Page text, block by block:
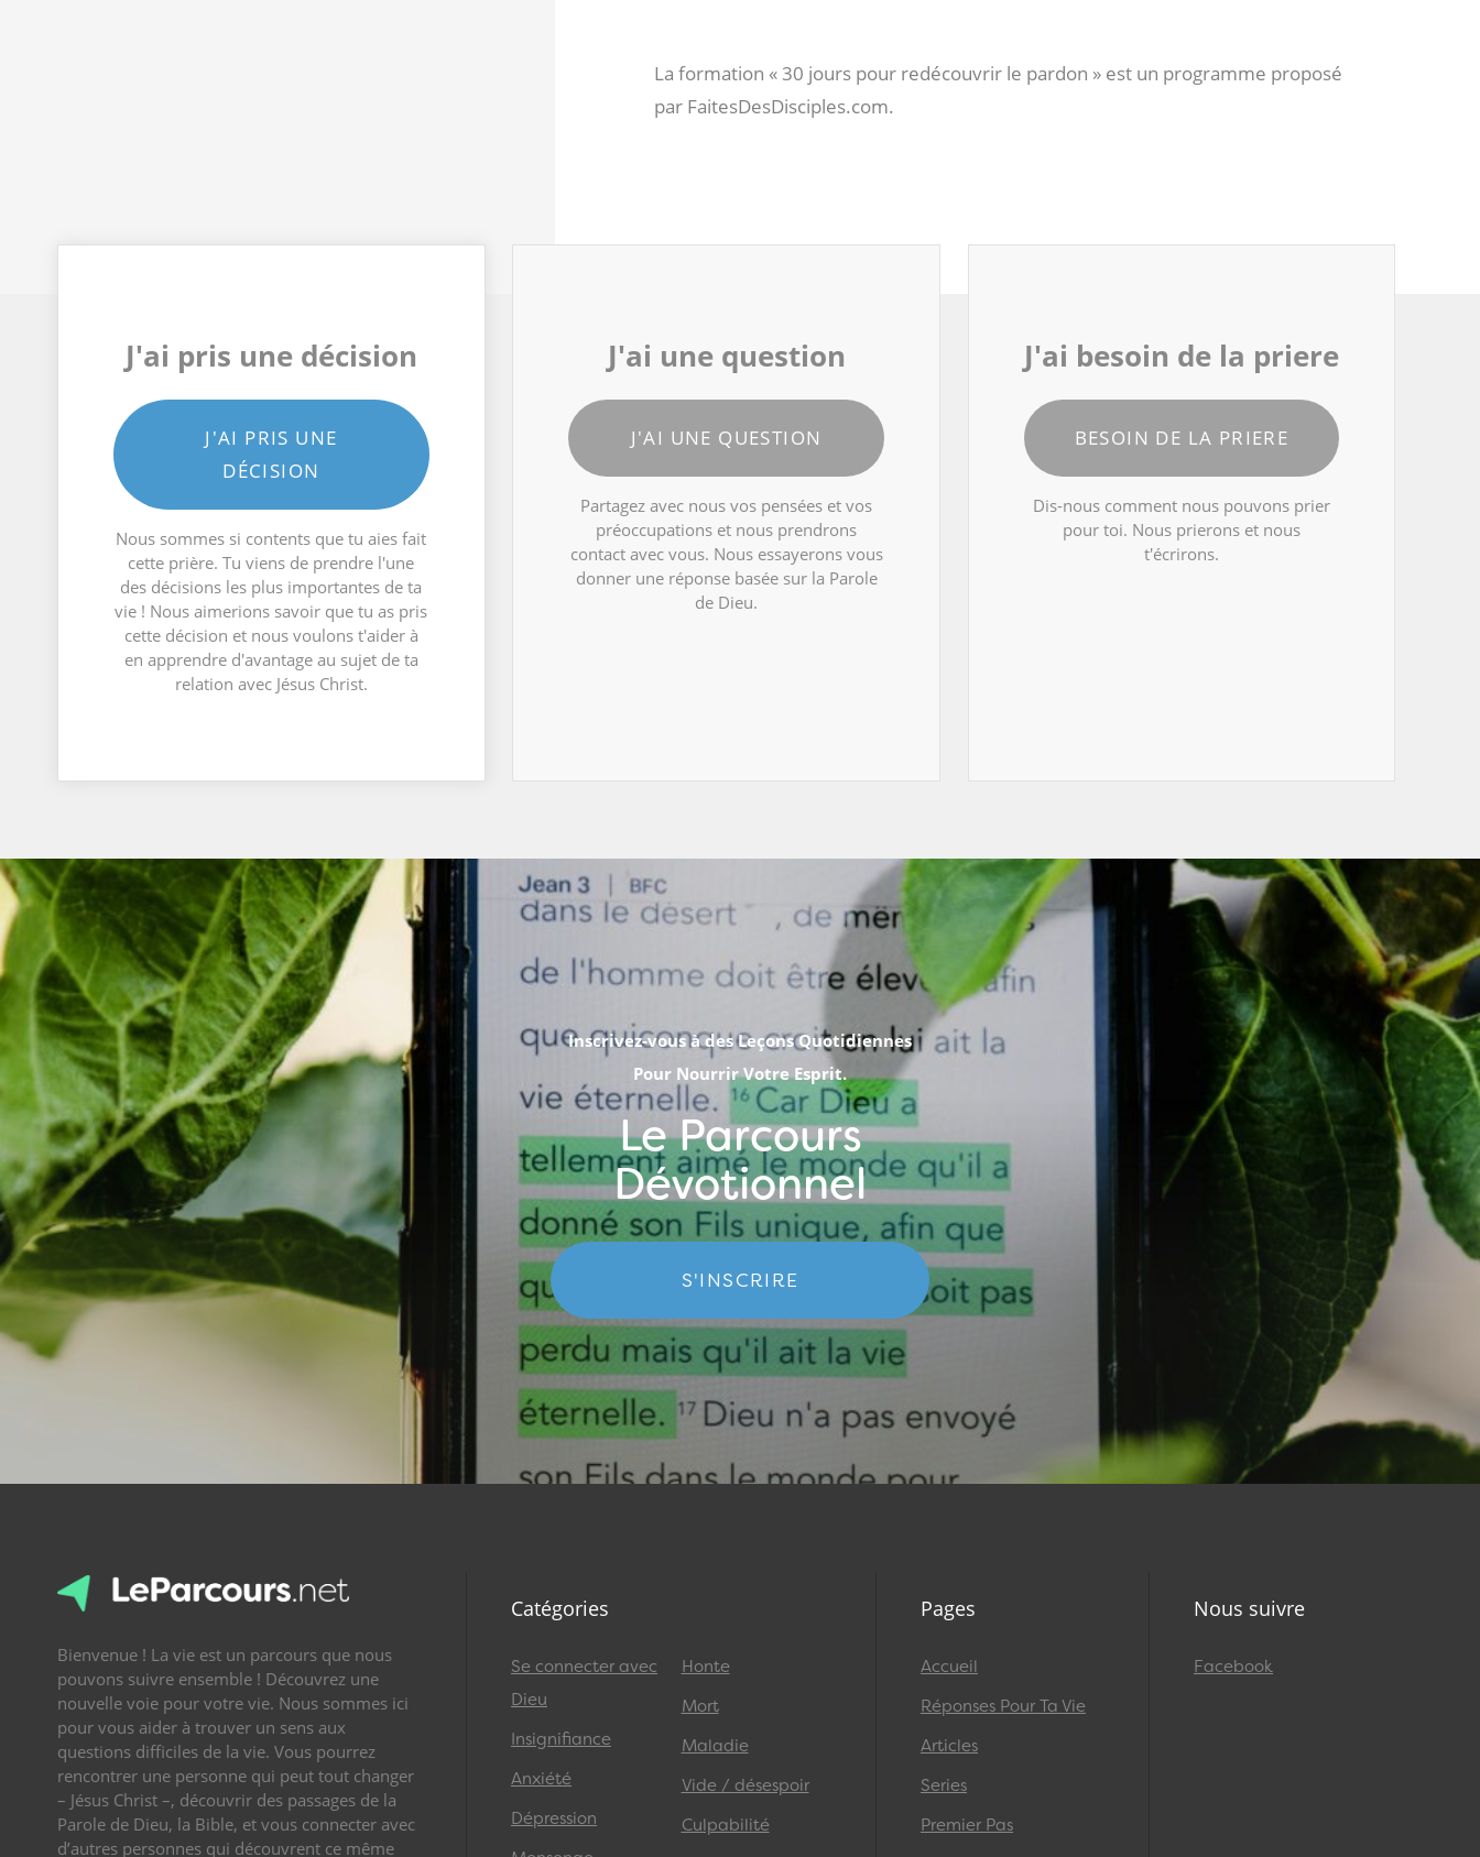
La formation « 30 jours pour redécouvrir le pardon » est un programme proposé
par FaitesDesDisciples.com.
J'ai pris une décision
J'AI PRIS UNE
DÉCISION
Nous sommes si contents que tu aies fait
cette prière. Tu viens de prendre l'une
des décisions les plus importantes de ta
vie ! Nous aimerions savoir que tu as pris
cette décision et nous voulons t'aider à
en apprendre d'avantage au sujet de ta
relation avec Jésus Christ.
J'ai une question
J'AI UNE QUESTION
Partagez avec nous vos pensées et vos
préoccupations et nous prendrons
contact avec vous. Nous essayerons vous
donner une réponse basée sur la Parole
de Dieu.
J'ai besoin de la priere
BESOIN DE LA PRIERE
Dis-nous comment nous pouvons prier
pour toi. Nous prierons et nous
t'écrirons.
Inscrivez-vous à des Leçons Quotidiennes
Pour Nourrir Votre Esprit.
Le Parcours
Dévotionnel
S'INSCRIRE
Bienvenue ! La vie est un parcours que nous
pouvons suivre ensemble ! Découvrez une
nouvelle voie pour votre vie. Nous sommes ici
pour vous aider à trouver un sens aux
questions difficiles de la vie. Vous pourrez
rencontrer une personne qui peut tout changer
– Jésus Christ –, découvrir des passages de la
Parole de Dieu, la Bible, et vous connecter avec
d’autres personnes qui découvrent ce même
Catégories
Se connecter avec
Dieu
Insignifiance
Anxiété
Dépression
Honte
Mort
Maladie
Vide / désespoir
Culpabilité
Pages
Accueil
Réponses Pour Ta Vie
Articles
Series
Premier Pas
Nous suivre
Facebook